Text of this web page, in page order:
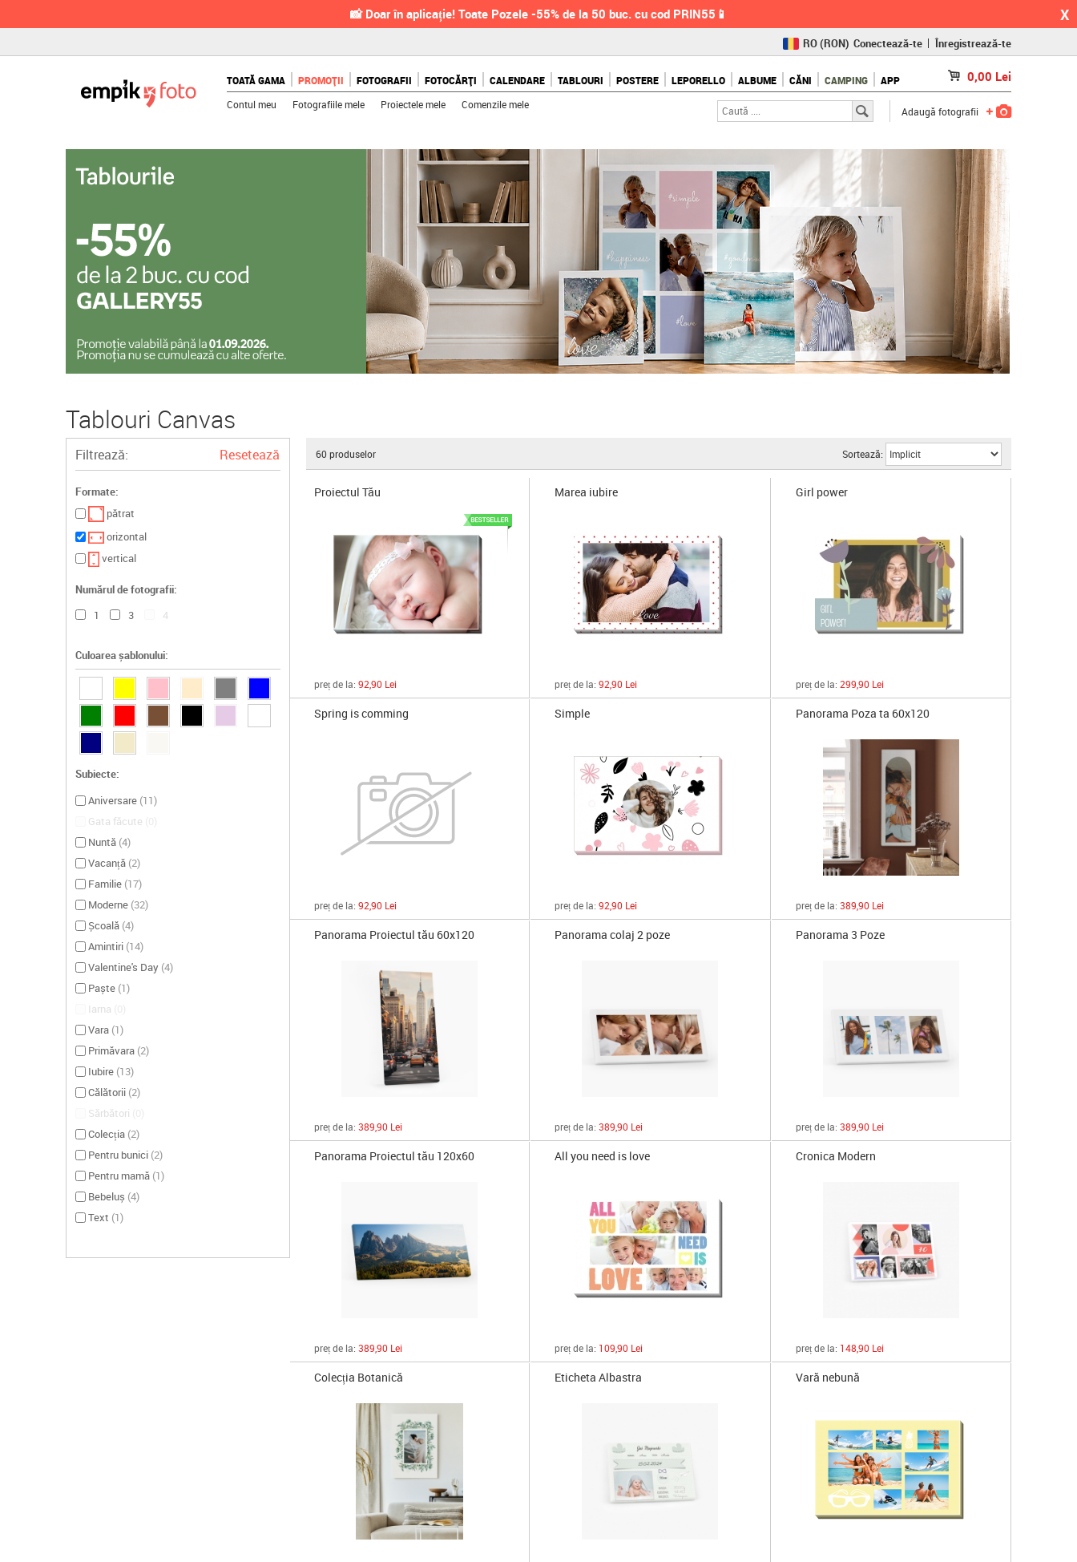
📸 Doar în aplicație! Toate Pozele -55% de la 50 buc. cu cod PRIN55📱 X
(KČ)
SK(€)
RO(RON) Conectează-te Înregistrează-te
TOATĂ GAMA PROMOȚII FOTOGRAFII FOTOCĂRȚI CALENDARE TABLOURI POSTERE LEPORELLO ALBUME CĂNI CAMPING APP 0,00 Lei
Contul meu Fotografiile mele Proiectele mele Comenzile mele
Adaugă fotografii
Tablouri Canvas
Filtrează: Resetează
Formate:
pătrat
orizontal
vertical
Numărul de fotografii:
1
3 4
Culoarea șablonului:
Subiecte:
Aniversare (11)
Gata făcute
Nuntă (4)
Vacanță (2)
Familie (17)
Moderne (32)
Școală (4)
Amintiri (14)
Valentine's Day (4)
Paște (1)
Iarna
Vara (1)
Primăvara (2)
Iubire (13)
Călătorii (2)
Sărbători
Colecția (2)
Pentru bunici (2)
Pentru mamă (1)
Bebeluș (4)
Text (1)
60 produselor Sortează:
Proiectul Tău
preț de la: 92,90 Lei
Marea iubire
preț de la: 92,90 Lei
Girl power
preț de la: 299,90 Lei
Spring is comming
preț de la: 92,90 Lei
Simple
preț de la: 92,90 Lei
Panorama Poza ta 60x120
preț de la: 389,90 Lei
Panorama Proiectul tău 60x120
preț de la: 389,90 Lei
Panorama colaj 2 poze
preț de la: 389,90 Lei
Panorama 3 Poze
preț de la: 389,90 Lei
Panorama Proiectul tău 120x60
preț de la: 389,90 Lei
All you need is love
preț de la: 109,90 Lei
Cronica Modern
preț de la: 148,90 Lei
Colecția Botanică Eticheta Albastra Vară nebună